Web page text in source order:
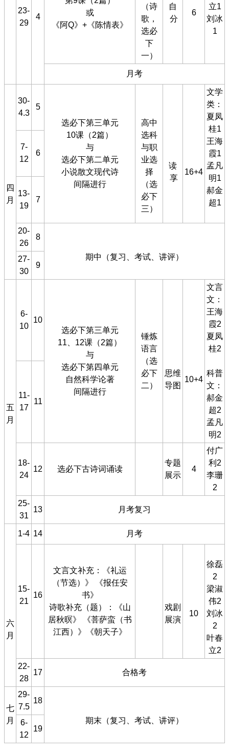
23-
29
4
或
《阿Q》+《陈情表》
（诗
歌，
选必
下
一）
自
分
6
立1
刘冰
1
月考
四
月
30-
4.3
5
选必下第三单元
10课（2篇）
与
选必下第二单元
小说散文现代诗
间隔进行
高中
选科
与职
业选
择
（选
必下
三）
读
享
16+4
文学
类：
夏凤
桂1
王海
霞1
孟凡
明1
郝金
超1
7-
12
6
13-
19
7
20-
26
8
期中（复习、考试、讲评）
27-
30
9
五
月
6-
10
10
选必下第三单元
11、12课（2篇）
与
选必下第四单元
自然科学论著
间隔进行
锤炼
语言
（选
必下
二）
思维
导图
10+4
文言
文：
王海
霞2
夏凤
桂2
科普
文：
郝金
超2
孟凡
明2
11-
17
11
18-
24
12 选必下古诗词诵读
专题
展示
4
付广
利2
李珊
2
25-
31
13 月考复习
六
月
1-4 14 月考
15-
21
16
文言文补充：《礼运
（节选）》 《报任安
书》
诗歌补充（题）：《山
居秋暝》 《菩萨蛮（书
江西）》《朝天子》
戏剧
展演
10
徐磊
2
梁淑
伟2
刘冰
2
叶春
立2
22-
28
17 合格考
七
月
29-
7.5
18
期末（复习、考试、讲评）
6-
12
19